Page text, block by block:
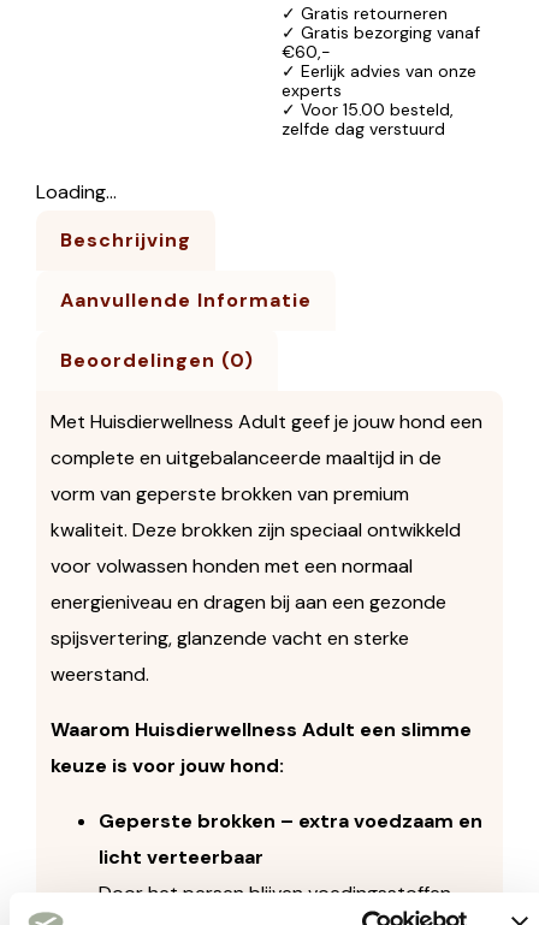
✓ Gratis retourneren
✓ Gratis bezorging vanaf
€60,-
✓ Eerlijk advies van onze
experts
✓ Voor 15.00 besteld,
zelfde dag verstuurd
Loading...
Beschrijving
Aanvullende Informatie
Beoordelingen (0)
Met Huisdierwellness Adult geef je jouw hond een
complete en uitgebalanceerde maaltijd in de
vorm van geperste brokken van premium
kwaliteit. Deze brokken zijn speciaal ontwikkeld
voor volwassen honden met een normaal
energieniveau en dragen bij aan een gezonde
spijsvertering, glanzende vacht en sterke
weerstand.
Waarom Huisdierwellness Adult een slimme
keuze is voor jouw hond:
Geperste brokken – extra voedzaam en
licht verteerbaar
Door het persen blijven voedingsstoffen